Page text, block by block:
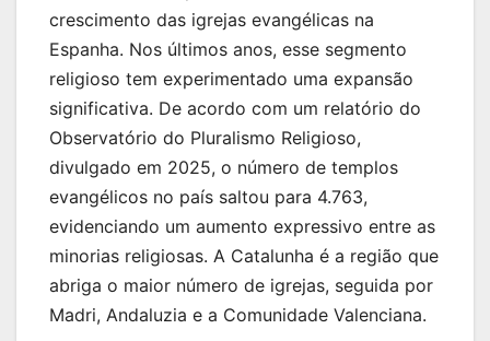
crescimento das igrejas evangélicas na
Espanha. Nos últimos anos, esse segmento
religioso tem experimentado uma expansão
significativa. De acordo com um relatório do
Observatório do Pluralismo Religioso,
divulgado em 2025, o número de templos
evangélicos no país saltou para 4.763,
evidenciando um aumento expressivo entre as
minorias religiosas. A Catalunha é a região que
abriga o maior número de igrejas, seguida por
Madri, Andaluzia e a Comunidade Valenciana.